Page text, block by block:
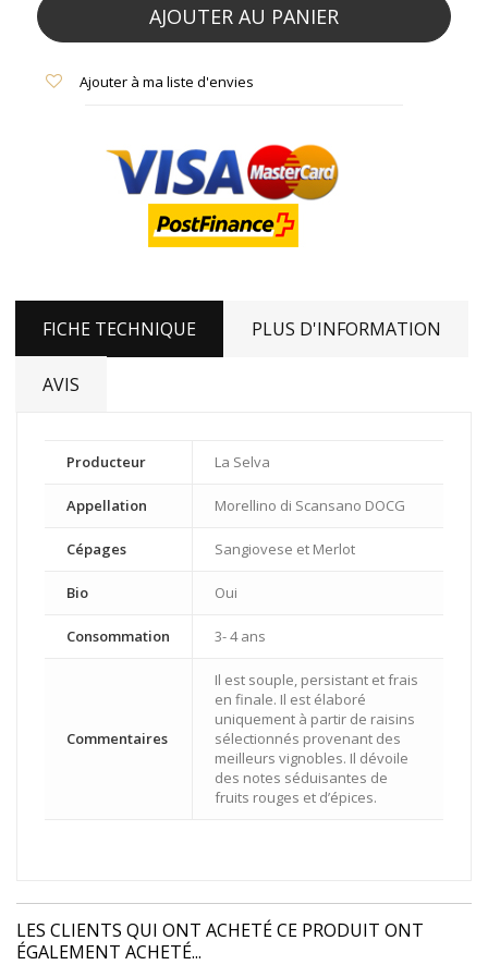
AJOUTER AU PANIER
Ajouter à ma liste d'envies
FICHE TECHNIQUE PLUS D'INFORMATION
AVIS
Producteur La Selva
Appellation Morellino di Scansano DOCG
Cépages Sangiovese et Merlot
Bio Oui
Consommation 3- 4 ans
Commentaires
Il est souple, persistant et frais
en finale. Il est élaboré
uniquement à partir de raisins
sélectionnés provenant des
meilleurs vignobles. Il dévoile
des notes séduisantes de
fruits rouges et d’épices.
LES CLIENTS QUI ONT ACHETÉ CE PRODUIT ONT
ÉGALEMENT ACHETÉ...